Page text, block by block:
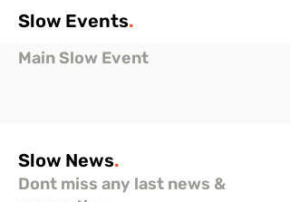
Slow Events.
Main Slow Event
Slow News.
Dont miss any last news &